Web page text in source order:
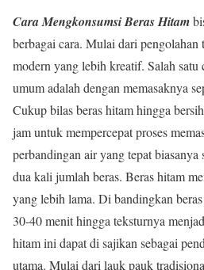
Cara Mengkonsumsi Beras Hitam
berbagai cara. Mulai dari
modern yang lebih kreatif. Salah satu
umum adalah dengan memasaknya
Cukup bilas beras hitam hingga
jam untuk mempercepat proses
perbandingan air yang tepat biasanya
dua kali jumlah beras. Beras hitam
yang lebih lama. Di bandingkan
30-40 menit hingga teksturnya
hitam ini dapat di sajikan sebagai
utama. Mulai dari lauk pauk